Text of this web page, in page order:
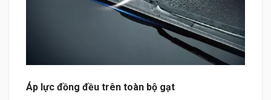
Áp lực đồng đều trên toàn bộ gạt